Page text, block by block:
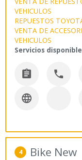
VEHICULOS
REPUESTOS
VENTA DE
VEHICULOS
Servicios
 

4 Bike New